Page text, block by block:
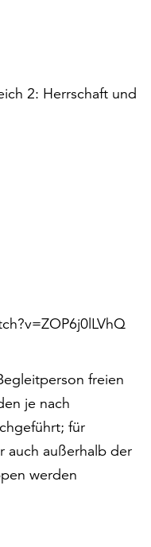
2: Herrschaft und
freien
je nach
für
auch außerhalb der
werden